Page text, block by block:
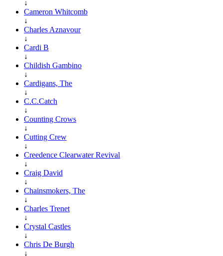
↓
Cameron Whitcomb
↓
Charles Aznavour
↓
Cardi B
↓
Childish Gambino
↓
Cardigans, The
↓
C.C.Catch
↓
Counting Crows
↓
Cutting Crew
↓
Creedence Clearwater Revival
↓
Craig David
↓
Chainsmokers, The
↓
Charles Trenet
↓
Crystal Castles
↓
Chris De Burgh
↓